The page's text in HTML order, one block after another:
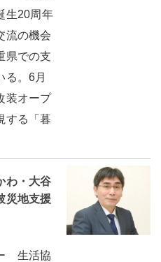
生20周年
流の機会
県での支
る。6月
装オープ
する「暮
わ・大谷
災地支援
生活協